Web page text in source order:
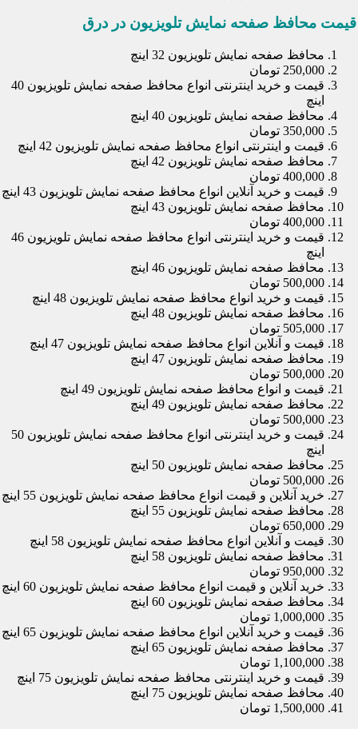
قیمت محافظ صفحه نمایش تلویزیون در درق
محافظ صفحه نمایش تلویزیون 32 اینچ
250,000 تومان
قیمت و خرید اینترنتی انواع محافظ صفحه نمایش تلویزیون 40
اینچ
محافظ صفحه نمایش تلویزیون 40 اینچ
350,000 تومان
قیمت و اینترنتی انواع محافظ صفحه نمایش تلویزیون 42 اینچ
محافظ صفحه نمایش تلویزیون 42 اینچ
400,000 تومان
قیمت و خرید آنلاین انواع محافظ صفحه نمایش تلویزیون 43 اینچ
محافظ صفحه نمایش تلویزیون 43 اینچ
400,000 تومان
قیمت و خرید اینترنتی انواع محافظ صفحه نمایش تلویزیون 46
اینچ
محافظ صفحه نمایش تلویزیون 46 اینچ
500,000 تومان
قیمت و خرید انواع محافظ صفحه نمایش تلویزیون 48 اینچ
محافظ صفحه نمایش تلویزیون 48 اینچ
505,000 تومان
قیمت و آنلاین انواع محافظ صفحه نمایش تلویزیون 47 اینچ
محافظ صفحه نمایش تلویزیون 47 اینچ
500,000 تومان
قیمت و انواع محافظ صفحه نمایش تلویزیون 49 اینچ
محافظ صفحه نمایش تلویزیون 49 اینچ
500,000 تومان
قیمت و خرید اینترنتی انواع محافظ صفحه نمایش تلویزیون 50
اینچ
محافظ صفحه نمایش تلویزیون 50 اینچ
500,000 تومان
خرید آنلاین و قیمت انواع محافظ صفحه نمایش تلویزیون 55 اینچ
محافظ صفحه نمایش تلویزیون 55 اینچ
650,000 تومان
قیمت و آنلاین انواع محافظ صفحه نمایش تلویزیون 58 اینچ
محافظ صفحه نمایش تلویزیون 58 اینچ
950,000 تومان
خرید آنلاین و قیمت انواع محافظ صفحه نمایش تلویزیون 60 اینچ
محافظ صفحه نمایش تلویزیون 60 اینچ
1,000,000 تومان
قیمت و خرید آنلاین انواع محافظ صفحه نمایش تلویزیون 65 اینچ
محافظ صفحه نمایش تلویزیون 65 اینچ
1,100,000 تومان
قیمت و خرید اینترنتی محافظ صفحه نمایش تلویزیون 75 اینچ
محافظ صفحه نمایش تلویزیون 75 اینچ
1,500,000 تومان